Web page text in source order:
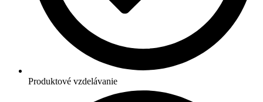
Produktové vzdelávanie